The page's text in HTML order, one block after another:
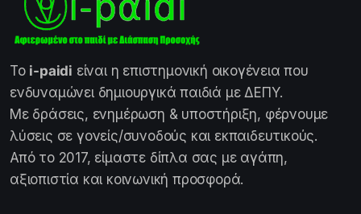
Το i-paidi είναι η επιστημονική οικογένεια που
ενδυναμώνει δημιουργικά παιδιά με ΔΕΠΥ.
Με δράσεις, ενημέρωση & υποστήριξη, φέρνουμε
λύσεις σε γονείς/συνοδούς και εκπαιδευτικούς.
Από το 2017, είμαστε δίπλα σας με αγάπη,
αξιοπιστία και κοινωνική προσφορά.